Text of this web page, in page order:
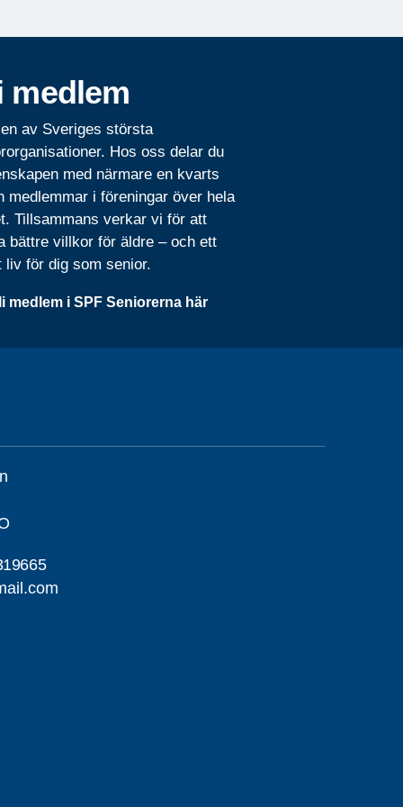
medlem
av Sveriges största
Hos oss delar du
med närmare en kvarts
medlemmar i föreningar över hela
Tillsammans verkar vi för att
bättre villkor för äldre – och ett
liv för dig som senior.
medlem i SPF Seniorerna här